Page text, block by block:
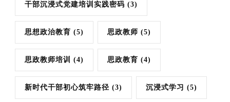
干部沉浸式党建培训实践密码 (3)
思想政治教育 (5) 思政教师 (5)
思政教师培训 (4) 思政教育 (4)
新时代干部初心筑牢路径 (3) 沉浸式学习 (5)